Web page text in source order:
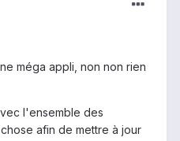
méga appli, non non rien
l'ensemble des
afin de mettre à jour